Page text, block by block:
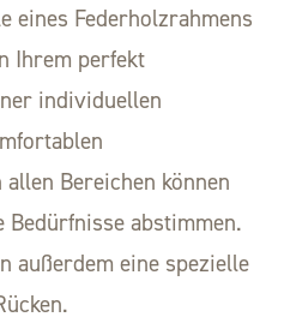
eines Federholzrahmens
Ihrem perfekt
individuellen
Bereichen können
Bedürfnisse abstimmen.
außerdem eine spezielle